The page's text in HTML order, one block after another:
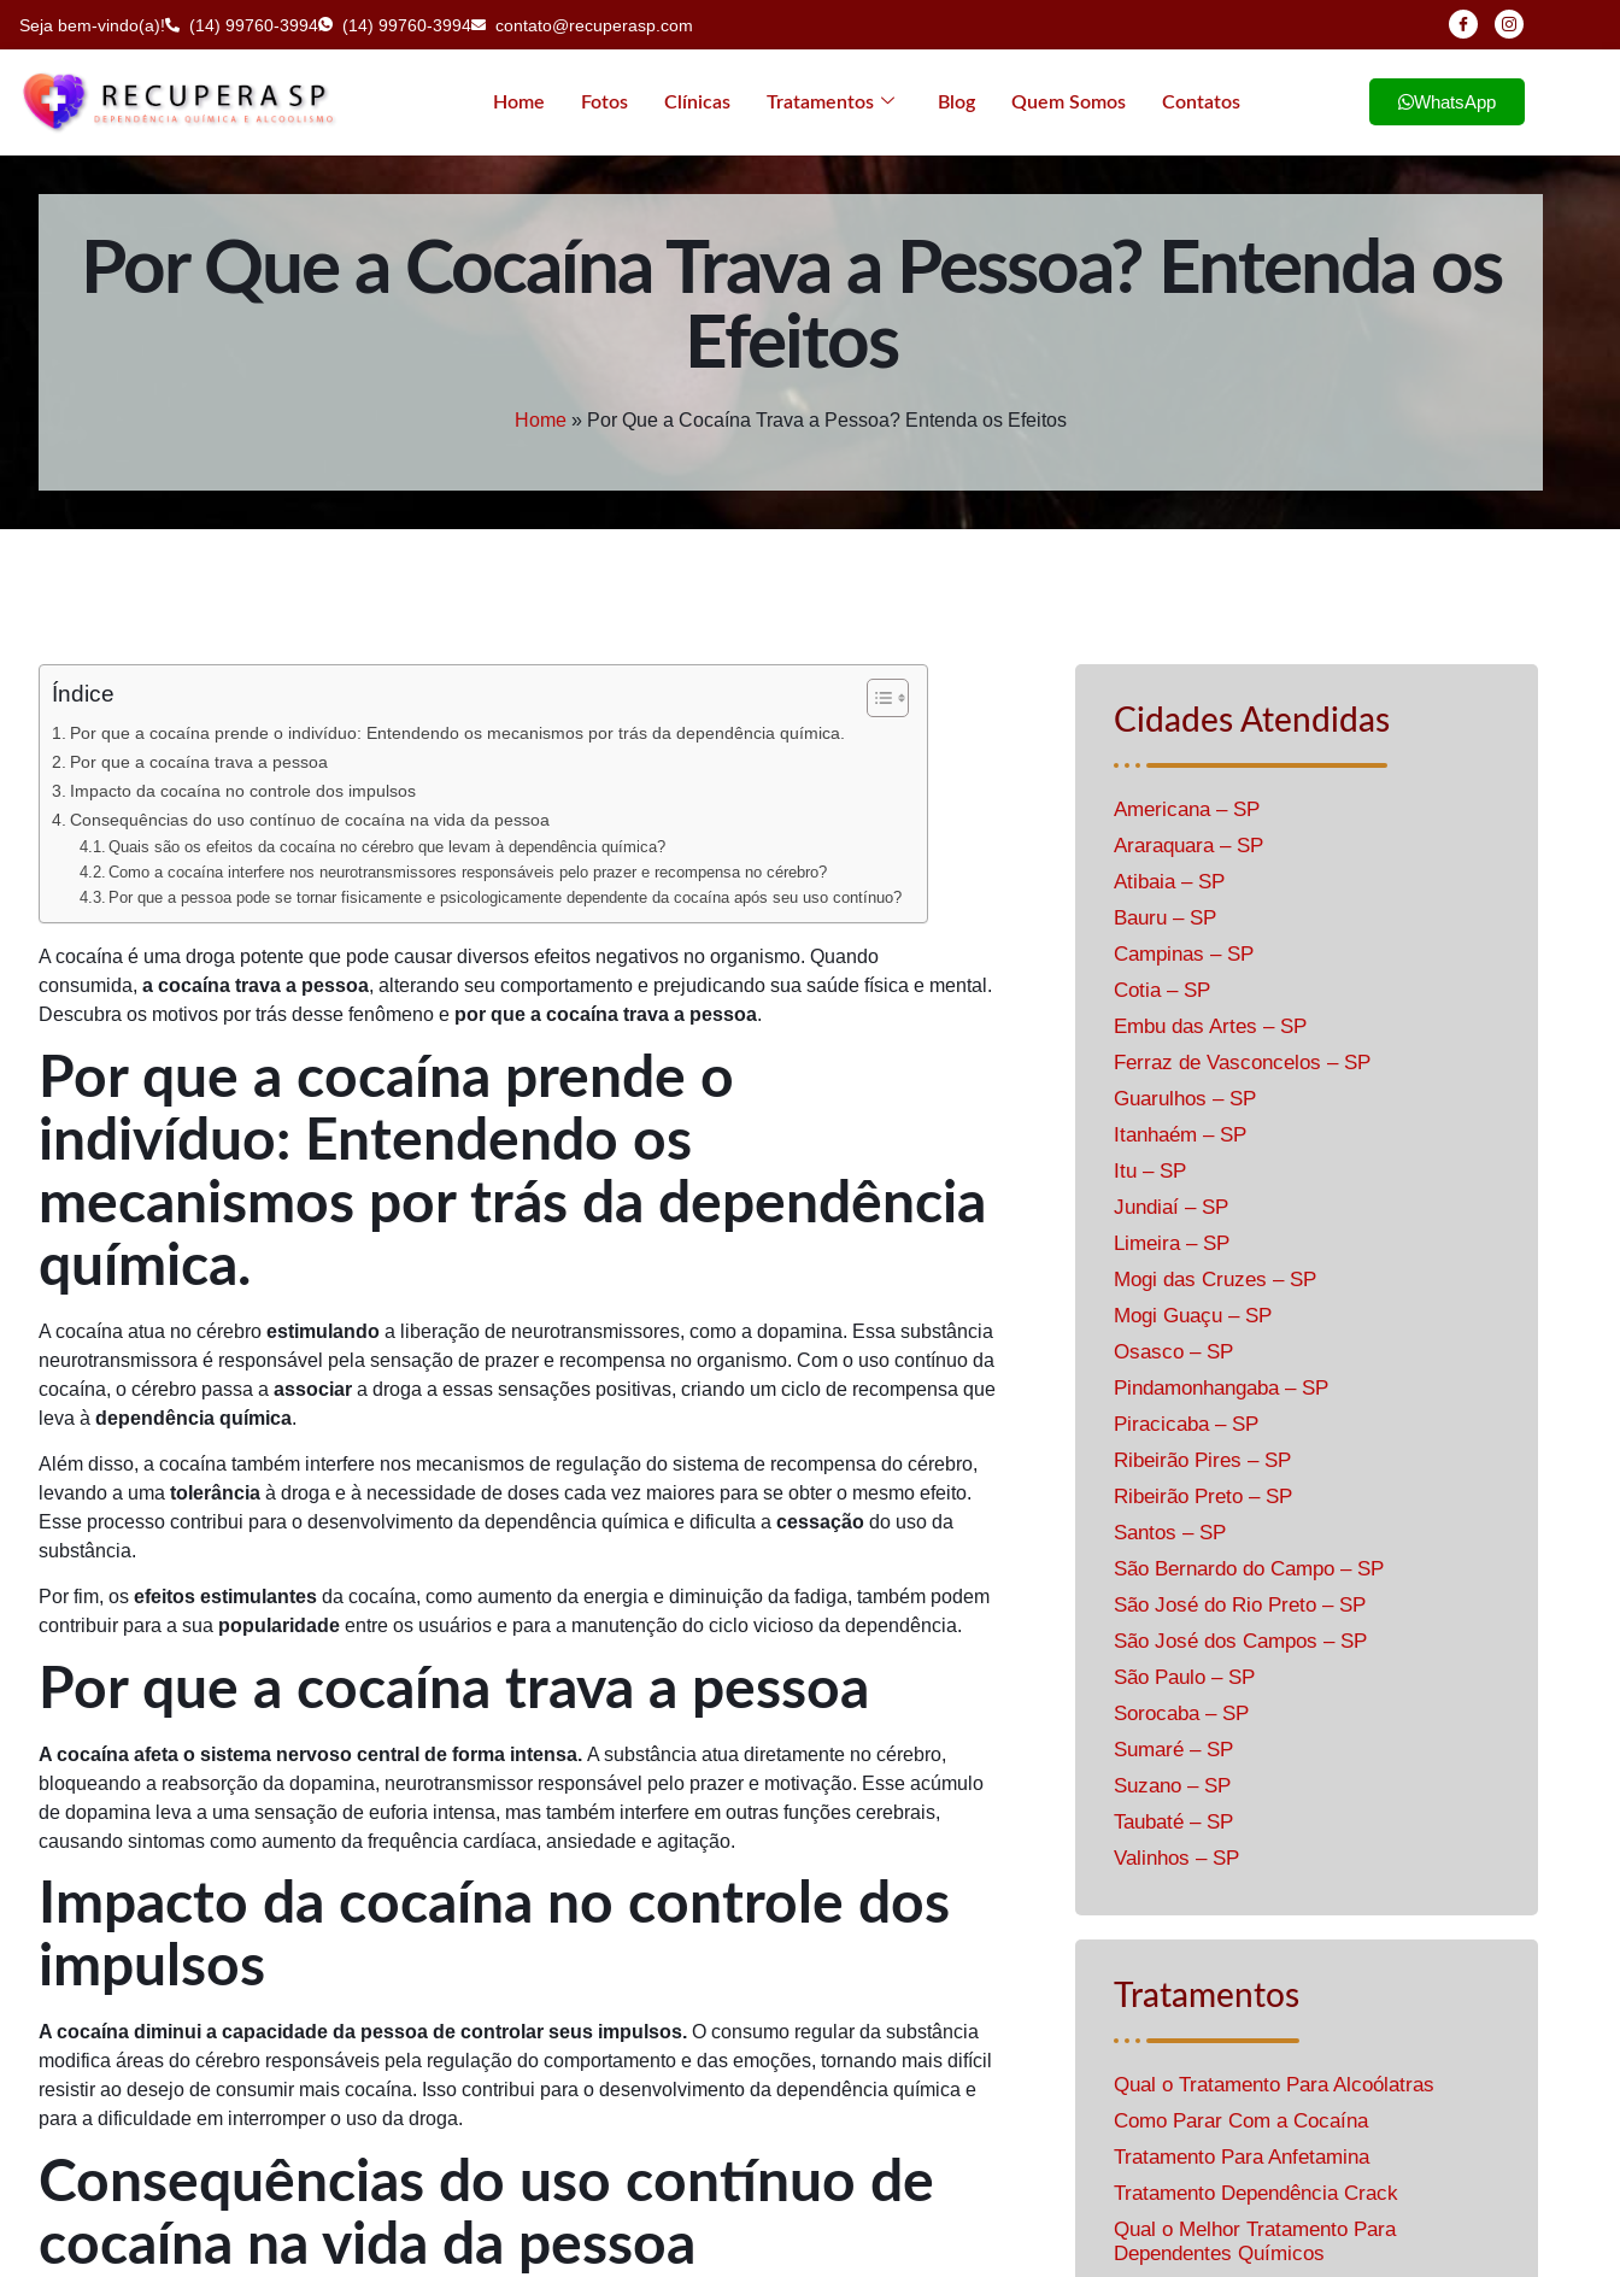
Seja bem-vindo(a)! (14) 99760-3994 (14) 99760-3994 contato@recuperasp.com
Home Fotos Clínicas Tratamentos Blog Quem Somos Contatos WhatsApp
Por Que a Cocaína Trava a Pessoa? Entenda os
Efeitos
Home » Por Que a Cocaína Trava a Pessoa? Entenda os Efeitos
Índice
Por que a cocaína prende o indivíduo: Entendendo os mecanismos por trás da dependência química.
Por que a cocaína trava a pessoa
Impacto da cocaína no controle dos impulsos
Consequências do uso contínuo de cocaína na vida da pessoa
Quais são os efeitos da cocaína no cérebro que levam à dependência química?
Como a cocaína interfere nos neurotransmissores responsáveis pelo prazer e recompensa no cérebro?
Por que a pessoa pode se tornar fisicamente e psicologicamente dependente da cocaína após seu uso contínuo?
A cocaína é uma droga potente que pode causar diversos efeitos negativos no organismo. Quando
consumida, a cocaína trava a pessoa, alterando seu comportamento e prejudicando sua saúde física e mental.
Descubra os motivos por trás desse fenômeno e por que a cocaína trava a pessoa.
Por que a cocaína prende o
indivíduo: Entendendo os
mecanismos por trás da dependência
química.
A cocaína atua no cérebro estimulando a liberação de neurotransmissores, como a dopamina. Essa substância
neurotransmissora é responsável pela sensação de prazer e recompensa no organismo. Com o uso contínuo da
cocaína, o cérebro passa a associar a droga a essas sensações positivas, criando um ciclo de recompensa que
leva à dependência química.
Além disso, a cocaína também interfere nos mecanismos de regulação do sistema de recompensa do cérebro,
levando a uma tolerância à droga e à necessidade de doses cada vez maiores para se obter o mesmo efeito.
Esse processo contribui para o desenvolvimento da dependência química e dificulta a cessação do uso da
substância.
Por fim, os efeitos estimulantes da cocaína, como aumento da energia e diminuição da fadiga, também podem
contribuir para a sua popularidade entre os usuários e para a manutenção do ciclo vicioso da dependência.
Por que a cocaína trava a pessoa
A cocaína afeta o sistema nervoso central de forma intensa. A substância atua diretamente no cérebro,
bloqueando a reabsorção da dopamina, neurotransmissor responsável pelo prazer e motivação. Esse acúmulo
de dopamina leva a uma sensação de euforia intensa, mas também interfere em outras funções cerebrais,
causando sintomas como aumento da frequência cardíaca, ansiedade e agitação.
Impacto da cocaína no controle dos
impulsos
A cocaína diminui a capacidade da pessoa de controlar seus impulsos. O consumo regular da substância
modifica áreas do cérebro responsáveis pela regulação do comportamento e das emoções, tornando mais difícil
resistir ao desejo de consumir mais cocaína. Isso contribui para o desenvolvimento da dependência química e
para a dificuldade em interromper o uso da droga.
Consequências do uso contínuo de
cocaína na vida da pessoa
Cidades Atendidas
Americana – SP
Araraquara – SP
Atibaia – SP
Bauru – SP
Campinas – SP
Cotia – SP
Embu das Artes – SP
Ferraz de Vasconcelos – SP
Guarulhos – SP
Itanhaém – SP
Itu – SP
Jundiaí – SP
Limeira – SP
Mogi das Cruzes – SP
Mogi Guaçu – SP
Osasco – SP
Pindamonhangaba – SP
Piracicaba – SP
Ribeirão Pires – SP
Ribeirão Preto – SP
Santos – SP
São Bernardo do Campo – SP
São José do Rio Preto – SP
São José dos Campos – SP
São Paulo – SP
Sorocaba – SP
Sumaré – SP
Suzano – SP
Taubaté – SP
Valinhos – SP
Tratamentos
Qual o Tratamento Para Alcoólatras
Como Parar Com a Cocaína
Tratamento Para Anfetamina
Tratamento Dependência Crack
Qual o Melhor Tratamento Para
Dependentes Químicos